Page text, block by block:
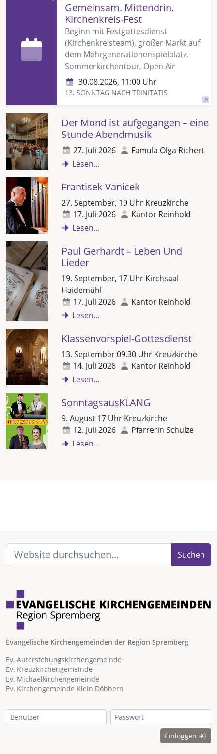
Gemeinsam. Mittendrin.
Kirchenkreis-Fest
Beginn mit Festgottesdienst
(Kirchenkreisteam), großer Markt auf
dem Mehrgenerationenspielplatz,
Sommerkirchentour, Open Air
30.08.2026, 11:00 Uhr
13. SONNTAG NACH TRINITATIS
Der Mond ist aufgegangen – eine
Stunde Abendmusik
27. Juli 2026
Famula Olga Richert
Lesen...
Frantisek Vanicek
27. September, 19 Uhr Kreuzkirche
17. Juli 2026
Kantor Reinhold
Lesen...
Paul Gerhardt – Leben Und
Lieder
19. September, 17 Uhr Kirchsaal
Haidemühl
17. Juli 2026
Kantor Reinhold
Lesen...
Klassenvorspiel-Gottesdienst
13. September 09.30 Uhr Kreuzkirche
14. Juli 2026
Kantor Reinhold
Lesen...
SonntagsausKLANG
9. August 17 Uhr Kreuzkirche
12. Juli 2026
Pfarrerin Schulze
Lesen...
Suchen
Evangelische Kirchengemeinden der Region Spremberg
Ev. Auferstehungskirchengemeinde
Ev. Kreuzkirchengemeinde
Ev. Michaelkirchengemeinde
Ev. Kirchengemeinde Klein Döbbern
Einloggen